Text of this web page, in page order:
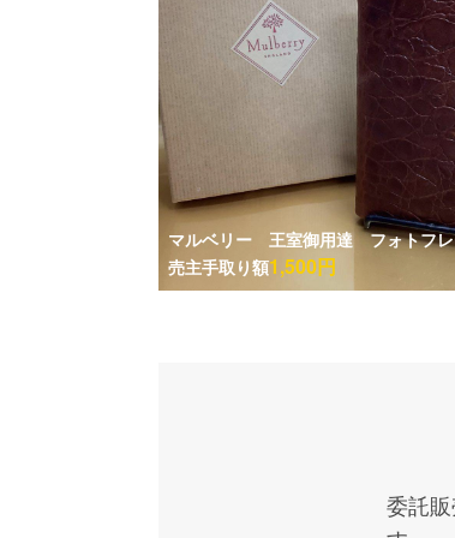
マルベリー 王室御用達 フォトフ
売主手取り額1,500円
委託